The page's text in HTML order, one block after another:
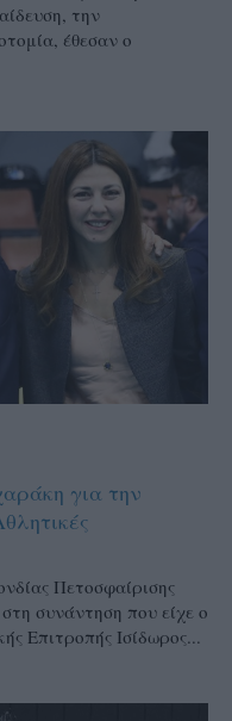
την
έθεσαν ο
για την
Πετοσφαίρισης
συνάντηση που είχε ο
Επιτροπής Ισίδωρος...